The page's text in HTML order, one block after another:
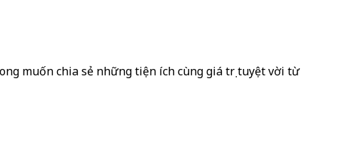
muốn chia sẻ những tiện ích cùng giá trị tuyệt vời từ